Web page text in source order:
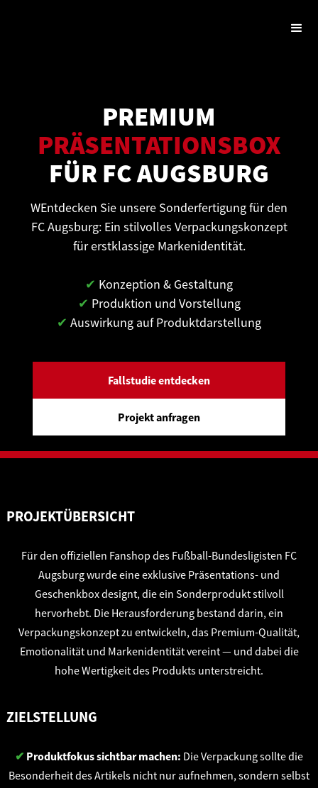
PREMIUM
PRÄSENTATIONSBOX
FÜR FC AUGSBURG
WEntdecken Sie unsere Sonderfertigung für den
FC Augsburg: Ein stilvolles Verpackungskonzept
für erstklassige Markenidentität.
✔ Konzeption & Gestaltung
✔ Produktion und Vorstellung
✔ Auswirkung auf Produktdarstellung
Fallstudie entdecken
Projekt anfragen
PROJEKTÜBERSICHT
Für den offiziellen Fanshop des Fußball-Bundesligisten FC
Augsburg wurde eine exklusive Präsentations- und
Geschenkbox designt, die ein Sonderprodukt stilvoll
hervorhebt. Die Herausforderung bestand darin, ein
Verpackungskonzept zu entwickeln, das Premium-Qualität,
Emotionalität und Markenidentität vereint — und dabei die
hohe Wertigkeit des Produkts unterstreicht.
ZIELSTELLUNG
✔ Produktfokus sichtbar machen: Die Verpackung sollte die
Besonderheit des Artikels nicht nur aufnehmen, sondern selbst